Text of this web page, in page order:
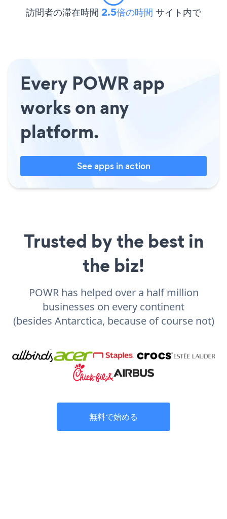
訪問者の滞在時間 2.5倍の時間 サイト内で
Every POWR app
works on any
platform.
See apps in action
Trusted by the best in
the biz!
POWR has helped over a half million
businesses on every continent
(besides Antarctica, because of course not)
無料で始める